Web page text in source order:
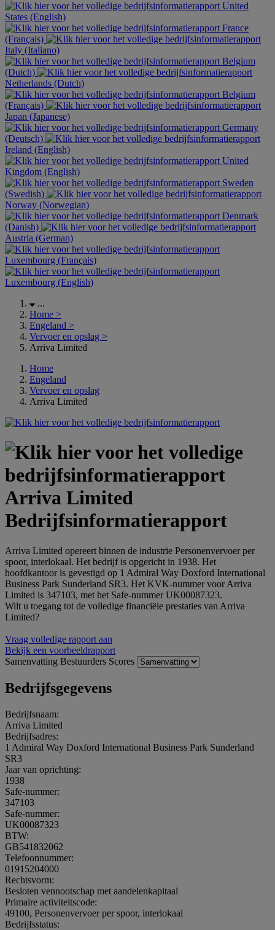
United
States (English)
France
(Français)
Italy (Italiano)
Belgium
(Dutch)
Netherlands (Dutch)
Belgium
(Français)
Japan (Japanese)
Germany
(Deutsch)
Ireland (English)
United
Kingdom (English)
Sweden
(Swedish)
Norway (Norwegian)
Denmark
(Danish)
Austria (German)
Luxembourg (Français)
Luxembourg (English)
...
Home >
Engeland >
Vervoer en opslag >
Arriva Limited
Home
Engeland
Vervoer en opslag
Arriva Limited
Arriva Limited
Bedrijfsinformatierapport
Arriva Limited opereert binnen de industrie Personenvervoer per
spoor, interlokaal. Het bedrijf is opgericht in 1938. Het
hoofdkantoor is gevestigd op 1 Admiral Way Doxford International
Business Park Sunderland SR3. Het KVK-nummer voor Arriva
Limited is 347103, met het Safe-nummer UK00087323.
Wilt u toegang tot de volledige financiële prestaties van Arriva
Limited?
Vraag volledige rapport aan
Bekijk een voorbeeldrapport
Samenvatting Bestuurders Scores
Bedrijfsgegevens
Bedrijfsnaam:
Arriva Limited
Bedrijfsadres:
1 Admiral Way Doxford International Business Park Sunderland
SR3
Jaar van oprichting:
1938
Safe-nummer:
347103
Safe-nummer:
UK00087323
BTW:
GB541832062
Telefoonnummer:
01915204000
Rechtsvorm:
Besloten vennootschap met aandelenkapitaal
Primaire activiteitscode:
49100, Personenvervoer per spoor, interlokaal
Bedrijfsstatus: